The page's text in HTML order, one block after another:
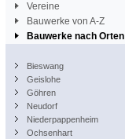
Vereine
Bauwerke von A-Z
Bauwerke nach Orten
Bieswang
Geislohe
Göhren
Neudorf
Niederpappenheim
Ochsenhart